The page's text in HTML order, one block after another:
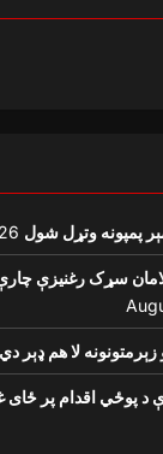
پمپونه وتړل شول
سړک رغنیزې چارې
لا هم ډېر دي
پوځي اقدام پر ځای